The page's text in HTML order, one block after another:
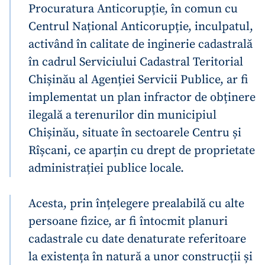
Procuratura Anticorupție, în comun cu
Centrul Național Anticorupție, inculpatul,
activând în calitate de inginerie cadastrală
în cadrul Serviciului Cadastral Teritorial
Chișinău al Agenției Servicii Publice, ar fi
implementat un plan infractor de obținere
ilegală a terenurilor din municipiul
Chișinău, situate în sectoarele Centru și
Rîșcani, ce aparțin cu drept de proprietate
administrației publice locale.
Acesta, prin înțelegere prealabilă cu alte
persoane fizice, ar fi întocmit planuri
cadastrale cu date denaturate referitoare
la existența în natură a unor construcții și